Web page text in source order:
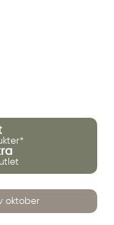
oktober
Konversationen
dig. Vi delar